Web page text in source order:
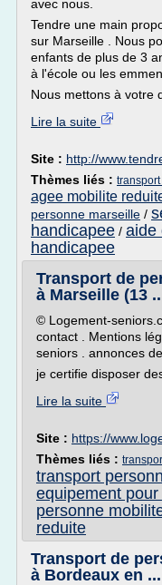
avec nous.
Tendre une main
sur Marseille . Nous
enfants de plus de 3
à l'école ou les
Nous mettons à votre
Lire la suite
Site : http://
Thèmes liés :
agee mobilite
personne marseille /
handicapee / aide
handicapee
Transport de
à Marseille (13
© Logement-
contact . Mentions
seniors . annonces
je certifie disposer
Lire la suite
Site : https://
Thèmes liés :
transport
equipement
personne
reduite
Transport de
à Bordeaux en ...